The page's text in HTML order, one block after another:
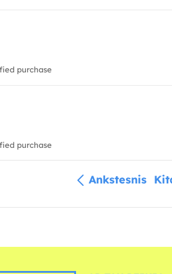
purchase
purchase
Ankstesnis